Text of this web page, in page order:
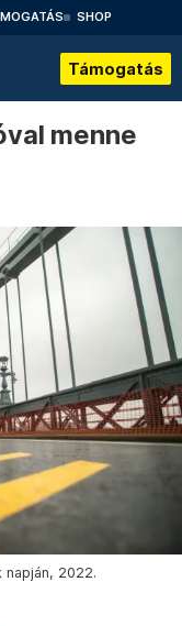
SHOP
Támogatás
menne
2022.